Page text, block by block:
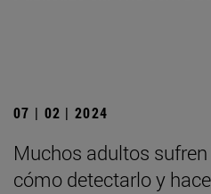
07 | 02 | 2024
Muchos adultos
cómo detectarlo y